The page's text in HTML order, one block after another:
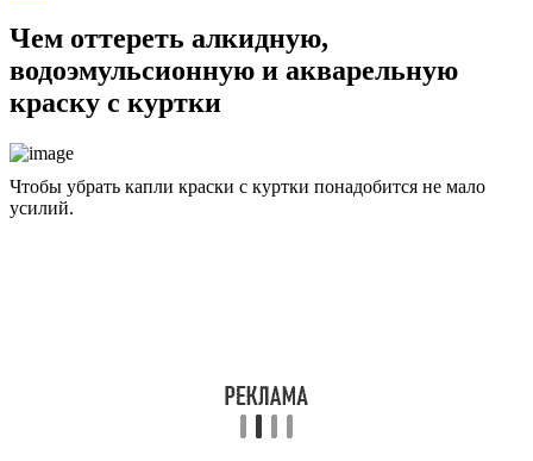
Чем оттереть алкидную,
водоэмульсионную и акварельную
краску с куртки
Чтобы убрать капли краски с куртки понадобится не мало
усилий.